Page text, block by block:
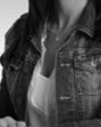
ANGEBOTE